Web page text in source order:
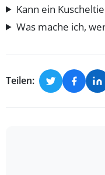
Kann ein
Was mache ich,
Teilen: